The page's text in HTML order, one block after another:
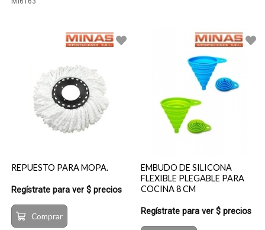
REPUESTO PARA MOPA.
Regístrate para ver $ precios
Comprar
EMBUDO DE SILICONA
FLEXIBLE PLEGABLE PARA
COCINA 8 CM
Regístrate para ver $ precios